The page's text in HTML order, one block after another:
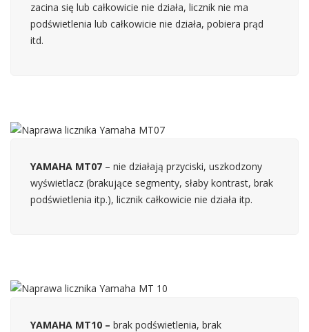
zacina się lub całkowicie nie działa, licznik nie ma
podświetlenia lub całkowicie nie działa, pobiera prąd
itd.
YAMAHA MT07 – nie działają przyciski, uszkodzony
wyświetlacz (brakujące segmenty, słaby kontrast, brak
podświetlenia itp.), licznik całkowicie nie działa itp.
YAMAHA MT10 – brak podświetlenia, brak